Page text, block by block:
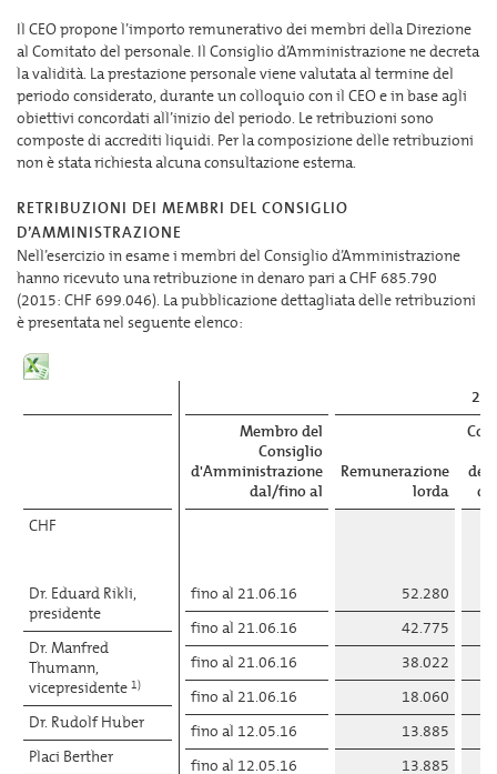
Il CEO propone l’importo remunerativo dei membri della Direzione
al Comitato del personale. Il Consiglio d’Amministrazione ne decreta
la validità. La prestazione personale viene valutata al termine del
periodo considerato, durante un colloquio con il CEO e in base agli
obiettivi concordati all’inizio del periodo. Le retribuzioni sono
composte di accrediti liquidi. Per la composizione delle retribuzioni
non è stata richiesta alcuna consultazione esterna.
RETRIBUZIONI DEI MEMBRI DEL CONSIGLIO
D’AMMINISTRAZIONE
Nell’esercizio in esame i membri del Consiglio d’Amministrazione
hanno ricevuto una retribuzione in denaro pari a CHF 685.790
(2015: CHF 699.046). La pubblicazione dettagliata delle retribuzioni
è presentata nel seguente elenco:
Membro del
Consiglio
d'Amministrazione
dal/fino al
Remunerazione
lorda
del
di
fino al 21.06.16
52.280
fino al 21.06.16
42.775
fino al 21.06.16
38.022
fino al 21.06.16
18.060
fino al 12.05.16
13.885
fino al 12.05.16
13.885
CHF
Dr. Eduard Rikli,
presidente
Dr. Manfred
Thumann,
vicepresidente 1)
Dr. Rudolf Huber
Placi Berther